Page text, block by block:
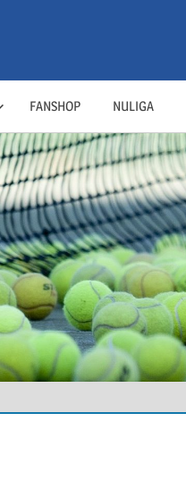
FANSHOP NULIGA